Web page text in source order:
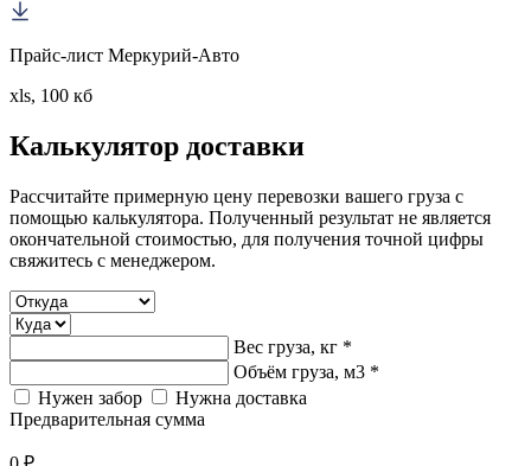
Прайс-лист Меркурий-Авто
xls, 100 кб
Калькулятор доставки
Рассчитайте примерную цену перевозки вашего груза с
помощью калькулятора. Полученный результат не является
окончательной стоимостью, для получения точной цифры
свяжитесь с менеджером.
Вес груза, кг *
Объём груза, м3 *
Нужен забор
Нужна доставка
Предварительная сумма